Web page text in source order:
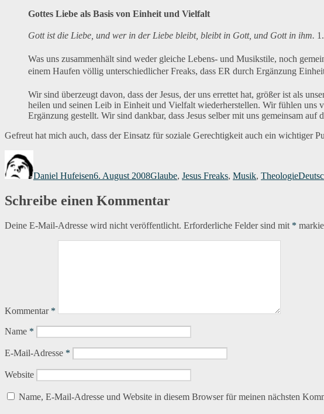
Gottes Liebe als Basis von Einheit und Vielfalt
Gott ist die Liebe, und wer in der Liebe bleibt, bleibt in Gott, und Gott in ihm.
Was uns zusammenhält sind weder gleiche Lebens- und Musikstile, noch
einem Haufen völlig unterschiedlicher Freaks, dass ER durch Ergänzung
Wir sind überzeugt davon, dass der Jesus, der uns errettet hat, größer ist als
heilen und seinen Leib in Einheit und Vielfalt wiederherstellen. Wir fühlen uns
Ergänzung gestellt. Wir sind dankbar, dass Jesus selber mit uns gemeinsam
Gefreut hat mich auch, dass der Einsatz für soziale Gerechtigkeit auch ein wichtiger
Daniel Hufeisen6. August 2008Glaube, Jesus Freaks, Musik, Theologie
Schreibe einen Kommentar
Deine E-Mail-Adresse wird nicht veröffentlicht. Erforderliche Felder sind mit *
Kommentar *
Name *
E-Mail-Adresse *
Website
Name, E-Mail-Adresse und Website in diesem Browser für meinen nächsten